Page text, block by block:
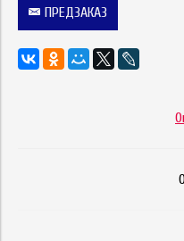
ПРЕДЗАКАЗ